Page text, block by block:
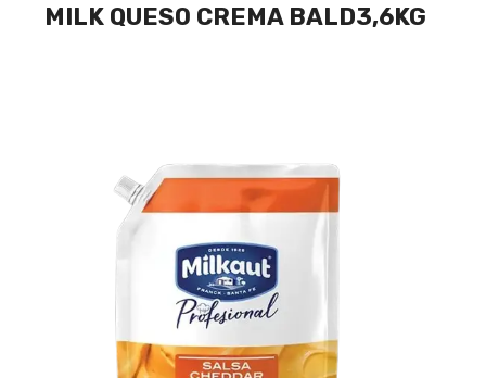
MILK QUESO CREMA BALD3,6KG